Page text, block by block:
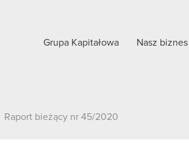
Grupa Kapitałowa Nasz biznes
Raport bieżący nr 45/2020